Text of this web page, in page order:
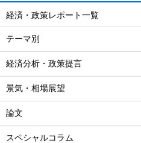
経済・政策レポート一覧
テーマ別
経済分析・政策提言
景気・相場展望
論文
スペシャルコラム